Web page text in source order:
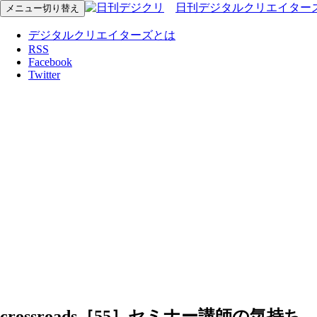
メニュー切り替え 日刊デジタルクリエイター
デジタルクリエイターズとは
RSS
Facebook
Twitter